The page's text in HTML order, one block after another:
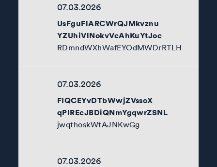
07.03.2026
UsFguFlARCWrQJMkvznu
YZUhiVlNokvVcAhKuYtJoc
RDmndWXhWafEYOdMWDrRTLH
07.03.2026
FIQCEYvDTbWwjZVssoX
qPlREcJBDiQNmYgqwrZSNL
jwqthoskWtAJNKwGg
07.03.2026